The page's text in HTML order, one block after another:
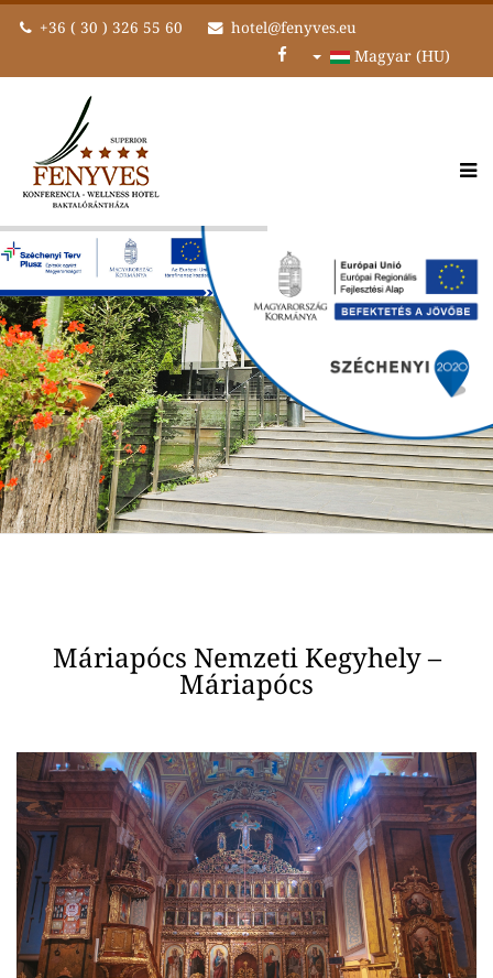
+36 ( 30 ) 326 55 60 hotel@fenyves.eu
Magyar (HU)
Máriapócs Nemzeti Kegyhely –
Máriapócs